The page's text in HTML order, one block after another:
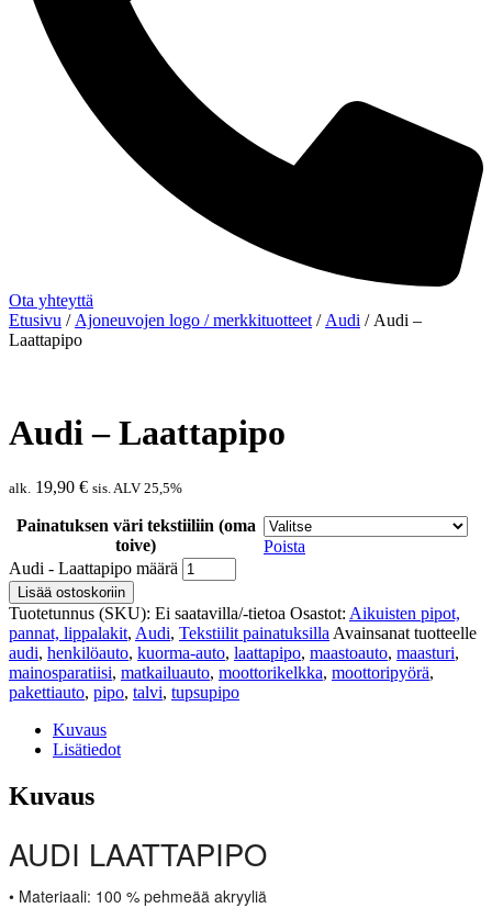
Ota yhteyttä
Etusivu / Ajoneuvojen logo / merkkituotteet / Audi / Audi –
Laattapipo
Audi – Laattapipo
alk. 19,90 € sis. ALV 25,5%
Painatuksen väri tekstiiliin (oma
toive)
Poista
Audi - Laattapipo määrä
Lisää ostoskoriin
Tuotetunnus (SKU): Ei saatavilla/-tietoa Osastot: Aikuisten pipot,
pannat, lippalakit, Audi, Tekstiilit painatuksilla Avainsanat tuotteelle
audi, henkilöauto, kuorma-auto, laattapipo, maastoauto, maasturi,
mainosparatiisi, matkailuauto, moottorikelkka, moottoripyörä,
pakettiauto, pipo, talvi, tupsupipo
Kuvaus
Lisätiedot
Kuvaus
AUDI LAATTAPIPO
• Materiaali: 100 % pehmeää akryyliä